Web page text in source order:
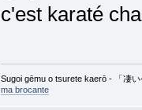
c'est karaté
Sugoi gēmu o tsurete kaerō - 「凄
ma brocante